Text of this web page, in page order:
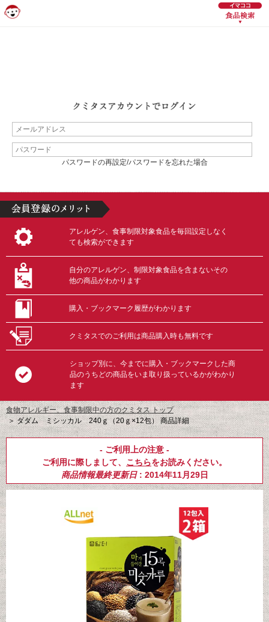
パスワードの再設定/パスワードを忘れた場合
アレルゲン、食事制限対象食品を毎回設定しなく
ても検索ができます
自分のアレルゲン、制限対象食品を含まないその
他の商品がわかります
購入・ブックマーク履歴がわかります
クミタスでのご利用は商品購入時も無料です
ショップ別に、今までに購入・ブックマークした商
品のうちどの商品をいま取り扱っているかがわかり
ます
食物アレルギー、食事制限中の方のクミタス トップ
＞ダダム ミシッカル 240ｇ（20ｇ×12包） 商品詳細
- ご利用上の注意 -
ご利用に際しまして、 こちらをお読みください。
商品情報最終更新日: 2014年11月29日